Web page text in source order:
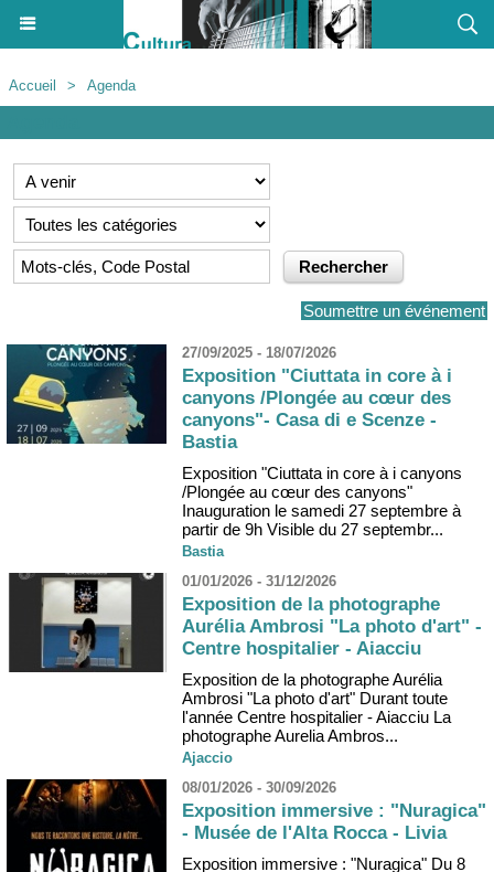
Accueil > Agenda
Soumettre un événement
27/09/2025 - 18/07/2026
Exposition "Ciuttata in core à i
canyons /Plongée au cœur des
canyons"- Casa di e Scenze -
Bastia
Exposition "Ciuttata in core à i canyons
/Plongée au cœur des canyons"
Inauguration le samedi 27 septembre à
partir de 9h Visible du 27 septembr...
Bastia
01/01/2026 - 31/12/2026
Exposition de la photographe
Aurélia Ambrosi "La photo d'art" -
Centre hospitalier - Aiacciu
Exposition de la photographe Aurélia
Ambrosi "La photo d'art" Durant toute
l'année Centre hospitalier - Aiacciu La
photographe Aurelia Ambros...
Ajaccio
08/01/2026 - 30/09/2026
Exposition immersive : "Nuragica"
- Musée de l'Alta Rocca - Livia
Exposition immersive : "Nuragica" Du 8